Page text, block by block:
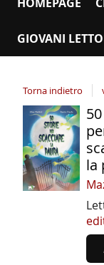
GIOVANI
Torna indietro
Dettaglio
del
documento
la